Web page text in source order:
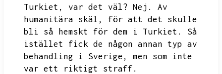
Turkiet,
var det väl? Nej.
Av
humanitära skäl,
för att det skulle
bli så hemskt för dem i Turkiet.
Så
istället fick de någon annan typ av
behandling i Sverige,
men som inte
var ett riktigt straff.